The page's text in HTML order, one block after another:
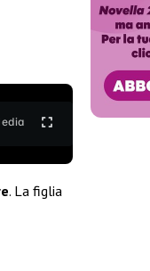
. La figlia